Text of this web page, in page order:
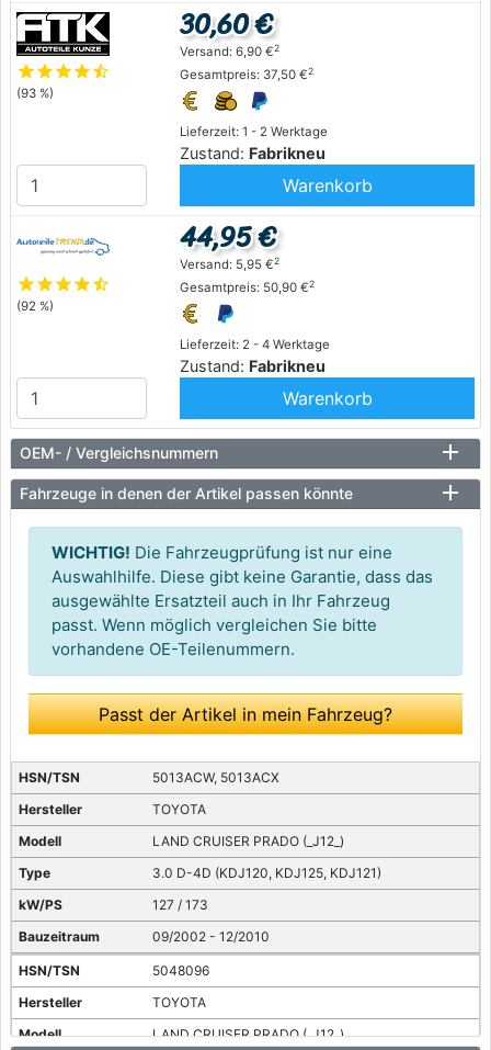
starstarstarstarstar_half
(93 %)
Lieferzeit: 1 - 2 Werktage
Zustand: Fabrikneu
30,60 €
Versand: 6,90 €2
Gesamtpreis: 37,50 €2
Warenkorb
starstarstarstarstar_half
(92 %)
Lieferzeit: 2 - 4 Werktage
Zustand: Fabrikneu
44,95 €
Versand: 5,95 €2
Gesamtpreis: 50,90 €2
Warenkorb
OEM- / Vergleichsnummern
Fahrzeuge in denen der Artikel passen könnte
WICHTIG! Die Fahrzeugprüfung ist nur eine
Auswahlhilfe. Diese gibt keine Garantie, dass das
ausgewählte Ersatzteil auch in Ihr Fahrzeug
passt. Wenn möglich vergleichen Sie bitte
vorhandene OE-Teilenummern.
Passt der Artikel in mein Fahrzeug?
5013ACW, 5013ACX
TOYOTA
LAND CRUISER PRADO (_J12_)
3.0 D-4D (KDJ120, KDJ125, KDJ121)
127 / 173
09/2002 - 12/2010
5048096
TOYOTA
LAND CRUISER PRADO (_J12_)